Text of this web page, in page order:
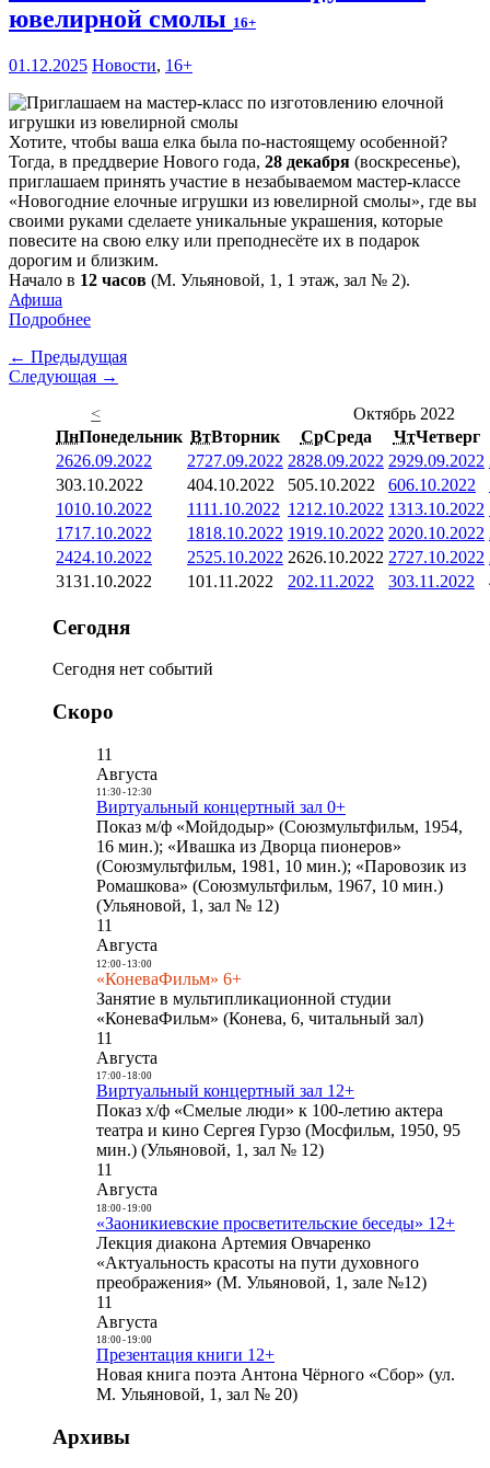
ювелирной смолы 16+
01.12.2025 Новости, 16+
Хотите, чтобы ваша елка была по-настоящему особенной?
Тогда, в преддверие Нового года, 28 декабря (воскресенье),
приглашаем принять участие в незабываемом мастер-классе
«Новогодние елочные игрушки из ювелирной смолы», где вы
своими руками сделаете уникальные украшения, которые
повесите на свою елку или преподнесёте их в подарок
дорогим и близким.
Начало в 12 часов (М. Ульяновой, 1, 1 этаж, зал № 2).
Афиша
Подробнее
← Предыдущая
Следующая →
<
Октябрь 2022
ПнПонедельник ВтВторник СрСреда ЧтЧетверг
2626.09.2022 2727.09.2022 2828.09.2022 2929.09.2022
303.10.2022 404.10.2022 505.10.2022 606.10.2022
1010.10.2022 1111.10.2022 1212.10.2022 1313.10.2022
1717.10.2022 1818.10.2022 1919.10.2022 2020.10.2022
2424.10.2022 2525.10.2022 2626.10.2022 2727.10.2022
3131.10.2022 101.11.2022 202.11.2022 303.11.2022
Сегодня
Сегодня нет событий
Скоро
11
Августа
11:30- 12:30
Виртуальный концертный зал 0+
Показ м/ф «Мойдодыр» (Союзмультфильм, 1954,
16 мин.); «Ивашка из Дворца пионеров»
(Союзмультфильм, 1981, 10 мин.); «Паровозик из
Ромашкова» (Союзмультфильм, 1967, 10 мин.)
(Ульяновой, 1, зал № 12)
11
Августа
12:00- 13:00
«КоневаФильм» 6+
Занятие в мультипликационной студии
«КоневаФильм» (Конева, 6, читальный зал)
11
Августа
17:00- 18:00
Виртуальный концертный зал 12+
Показ х/ф «Смелые люди» к 100-летию актера
театра и кино Сергея Гурзо (Мосфильм, 1950, 95
мин.) (Ульяновой, 1, зал № 12)
11
Августа
18:00- 19:00
«Заоникиевские просветительские беседы» 12+
Лекция диакона Артемия Овчаренко
«Актуальность красоты на пути духовного
преображения» (М. Ульяновой, 1, зале №12)
11
Августа
18:00- 19:00
Презентация книги 12+
Новая книга поэта Антона Чёрного «Сбор» (ул.
М. Ульяновой, 1, зал № 20)
Архивы